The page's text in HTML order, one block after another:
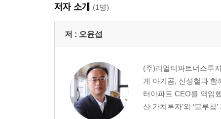
저자 소개 (1명)
저 : 오윤섭
(주)리얼티파트너스투
게 아기곰, 신성철과 함
터아파트 CEO를 역임
산 가치투자’와 ‘블루